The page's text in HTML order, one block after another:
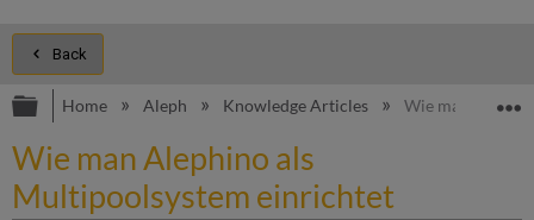
Back
Expand/collapse global hierarchy
Home Aleph Knowledge Articles Wie man
Wie man Alephino als
Multipoolsystem einrichtet